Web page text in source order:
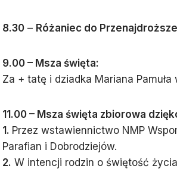
8.30 – Różaniec do
9.00 – Msza święta:
Za + tatę i dziadka Mariana
11.00 – Msza święta zbiorowa
1. Przez wstawiennictwo NMP
Parafian i Dobrodziejów.
2. W intencji rodzin o świętość